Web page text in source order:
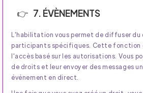
7. ÉVÈNEMENTS
L'habilitation vous permet de diffuser du
participants spécifiques. Cette fonction
l'accès basé sur les autorisations. Vous
de droits et leur envoyer des messages
événement en direct.